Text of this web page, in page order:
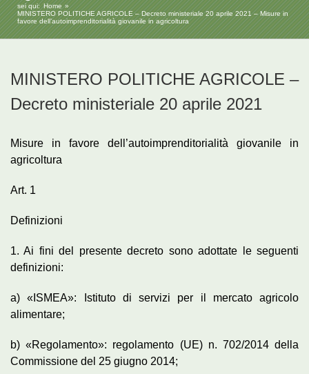
sei qui:
Home
MINISTERO POLITICHE AGRICOLE – Decreto ministeriale 20 aprile 2021 – Misure in
favore dell’autoimprenditorialità giovanile in agricoltura
MINISTERO POLITICHE AGRICOLE –
Decreto ministeriale 20 aprile 2021
Misure in favore dell’autoimprenditorialità giovanile in
agricoltura
Art. 1
Definizioni
1. Ai fini del presente decreto sono adottate le seguenti
definizioni:
a) «ISMEA»: Istituto di servizi per il mercato agricolo
alimentare;
b) «Regolamento»: regolamento (UE) n. 702/2014 della
Commissione del 25 giugno 2014;